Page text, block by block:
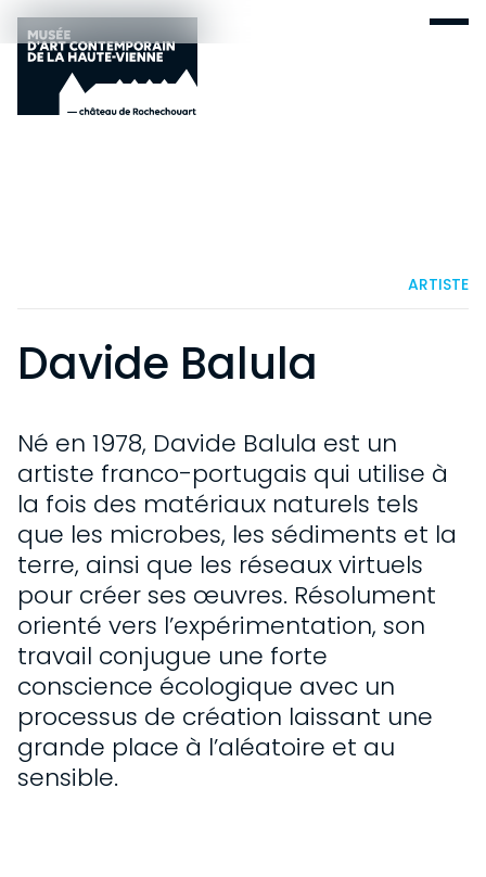
ARTISTE
Davide Balula
Né en 1978, Davide Balula est un
artiste franco-portugais qui utilise à
la fois des matériaux naturels tels
que les microbes, les sédiments et la
terre, ainsi que les réseaux virtuels
pour créer ses œuvres. Résolument
orienté vers l’expérimentation, son
travail conjugue une forte
conscience écologique avec un
processus de création laissant une
grande place à l’aléatoire et au
sensible.